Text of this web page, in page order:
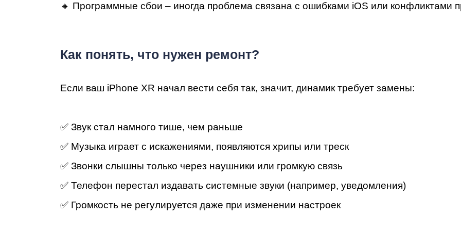
Ремонт
🔸 Программные сбои – иногда проблема связана с ошибками iOS или конфликтами
Как понять, что нужен ремонт?
Если ваш iPhone XR начал вести себя так, значит, динамик требует замены:
✅ Звук стал намного тише, чем раньше
✅ Музыка играет с искажениями, появляются хрипы или треск
✅ Звонки слышны только через наушники или громкую связь
✅ Телефон перестал издавать системные звуки (например, уведомления)
✅ Громкость не регулируется даже при изменении настроек